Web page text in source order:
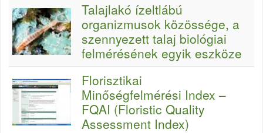
Talajlakó ízeltlábú
organizmusok közössége, a
szennyezett talaj biológiai
felmérésének egyik eszköze
Florisztikai
Minőségfelmérési Index –
FQAI (Floristic Quality
Assessment Index)